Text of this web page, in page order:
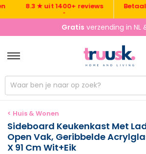
8.3 ★ uit 1400+ reviews Betaal
Gratis verzending in NL
< Huis & Wonen
Sideboard Keukenkast Met
Open Vak, Geribbelde
X 91 Cm Wit+Eik